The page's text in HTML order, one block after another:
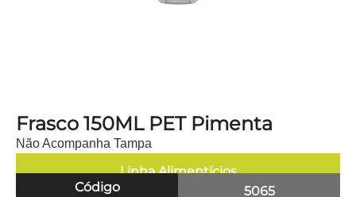
Frasco 150ML PET Pimenta
Não Acompanha Tampa
Linha Alimentícios
Código
5065